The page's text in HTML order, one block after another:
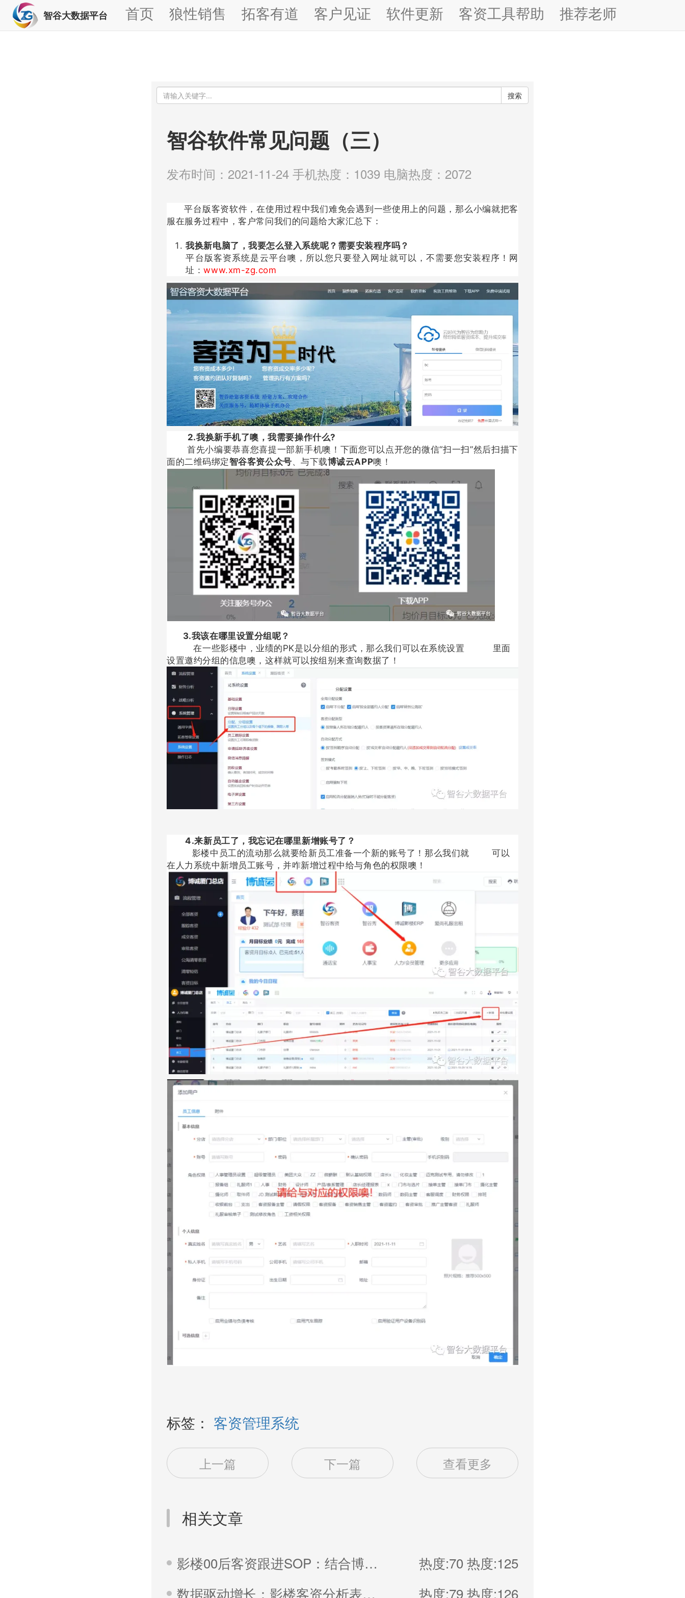
智谷大数据平台 首页 狼性销售 拓客有道 客户见证 软件更新 客资工具帮助 推荐老师
搜索
智谷软件常见问题（三）
发布时间：2021-11-24 手机热度：1039 电脑热度：2072
平台版客资软件，在使用过程中我们难免会遇到一些使用上的问题，那么小编就把客
服在服务过程中，客户常问我们的问题给大家汇总下：
我换新电脑了，我要怎么登入系统呢？需要安装程序吗？
平台版客资系统是云平台噢，所以您只要登入网址就可以，不需要您安装程序！网
址：www.xm-zg.com
2.我换新手机了噢，我需要操作什么?
首先小编要恭喜您喜提一部新手机噢！下面您可以点开您的微信“扫一扫”然后扫描下
面的二维码绑定智谷客资公众号、与下载博诚云APP噢！
3.我该在哪里设置分组呢？
在一些影楼中，业绩的PK是以分组的形式，那么我们可以在系统设置 里面
设置邀约分组的信息噢，这样就可以按组别来查询数据了！
4.来新员工了，我忘记在哪里新增账号了？
影楼中员工的流动那么就要给新员工准备一个新的账号了！那么我们就 可以
在人力系统中新增员工账号，并咋新增过程中给与角色的权限噢！
标签： 客资管理系统
上一篇 下一篇 查看更多
相关文章
影楼00后客资跟进SOP：结合博诚云SCRM系统的意向识别与成交闭环 热度:70 热度:125
数据驱动增长：影楼客资分析表在日常运营中的核心价值与实践
热度:79热度:126